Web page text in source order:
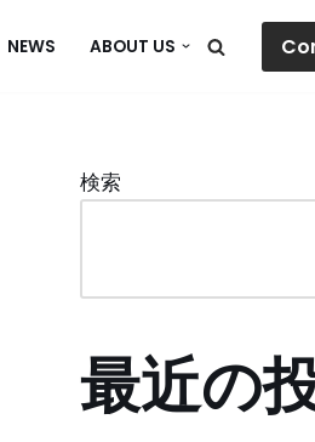
NEWS ABOUT US
検索
最近の